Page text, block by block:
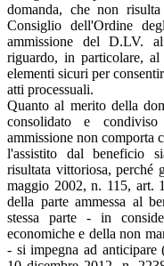
domanda, che non
Consiglio dell'Ordine
ammissione del D.LV.
riguardo, in particolare,
elementi sicuri per
atti processuali.
Quanto al merito della
consolidato e
ammissione non comporta
l'assistito dal beneficio
risultata vittoriosa, perché
maggio 2002, n. 115, art.
della parte ammessa al
stessa parte - in
economiche e della non
- si impegna ad anticipare